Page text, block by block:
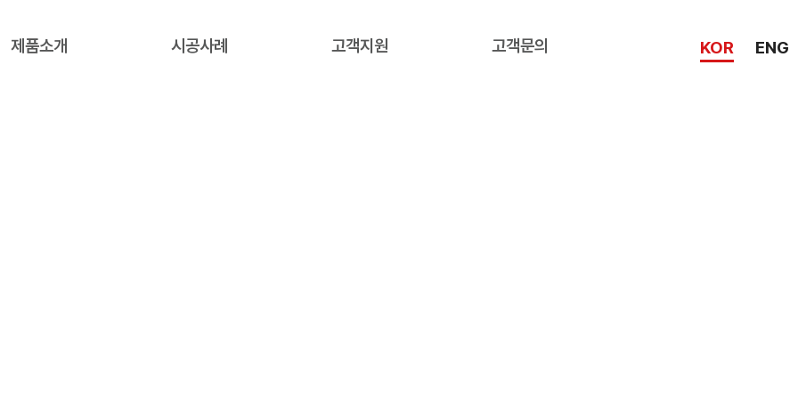
제품소개 시공사례 고객지원 고객문의 KOR ENG